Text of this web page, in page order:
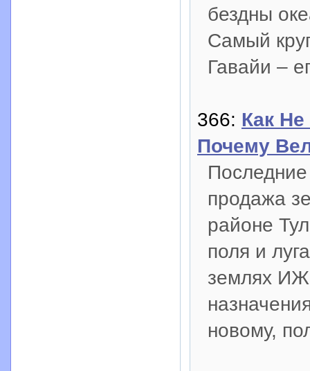
бездны
Самый
Гавайи –
366: Как
Почему
продажа
районе
поля и
землях
новому,